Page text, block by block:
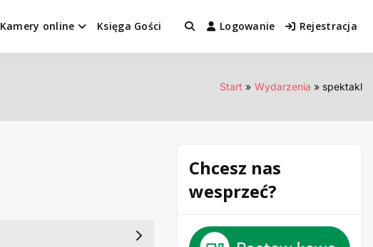
Kamery online Księga Gości Logowanie Rejestracja
Start Wydarzenia spektakl
Chcesz nas
wesprzeć?